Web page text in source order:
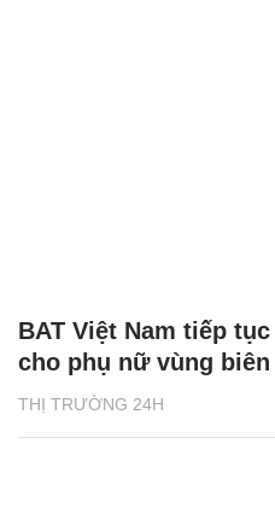
THỊ TRƯỜNG 24H
BAT Việt Nam tiếp
cho phụ nữ vùng biên